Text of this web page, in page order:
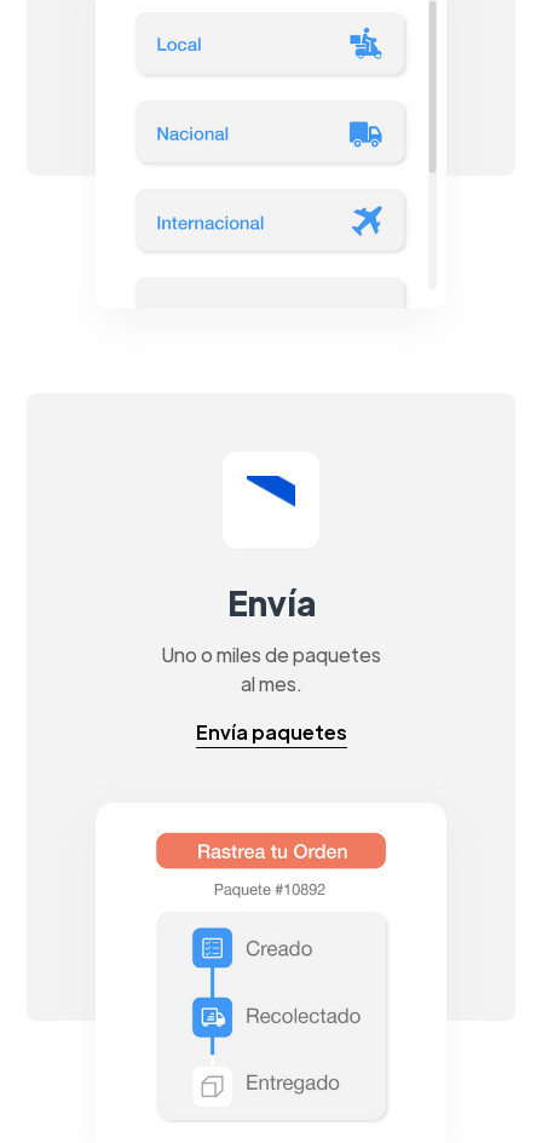
Envía
Uno o miles de paquetes
al mes.
Envía paquetes